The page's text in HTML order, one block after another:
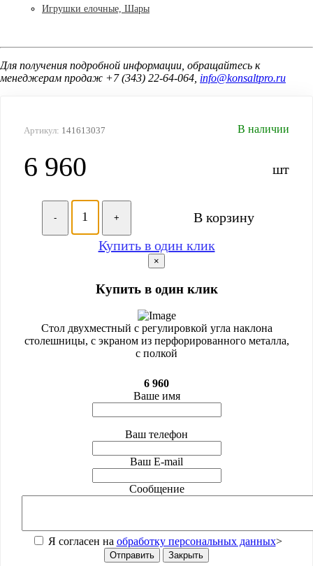
Игрушки елочные, Шары
Для получения подробной информации, обращайтесь к
менеджерам продаж +7 (343) 22-64-064, info@konsaltpro.ru
Артикул: 141613037 В наличии
6 960 шт
- +
В корзину
Купить в один клик
×
Купить в один клик
Стол двухместный с регулировкой угла наклона
столешницы, с экраном из перфорированного металла,
с полкой
6 960
Ваше имя
Ваш телефон
Ваш E-mail
Сообщение
Я согласен на обработку персональных данных>
Отправить Закрыть